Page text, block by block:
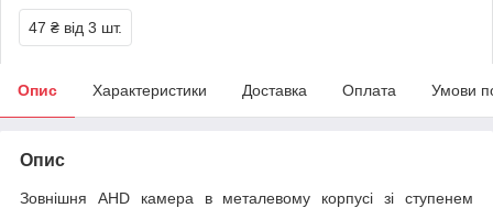
47 ₴ від 3 шт.
Опис Характеристики Доставка Оплата Умови
Опис
Зовнішня AHD камера в металевому корпусі зі ступенем